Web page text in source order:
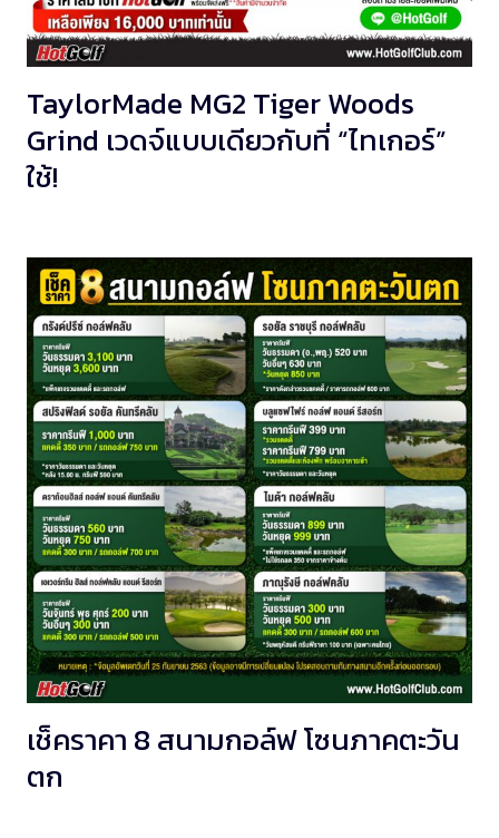
TaylorMade MG2 Tiger Woods
Grind เวดจ์แบบเดียวกับที่ “ไทเกอร์”
ใช้!
เช็คราคา 8 สนามกอล์ฟ โซนภาคตะวัน
ตก